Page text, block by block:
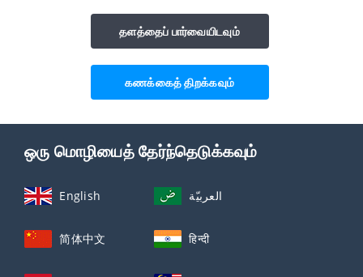
தளத்தைப் பார்வையிடவும்
கணக்கைத் திறக்கவும்
ஒரு மொழியைத் தேர்ந்தெடுக்கவும்
English العربيّة
简体中文 हिन्दी